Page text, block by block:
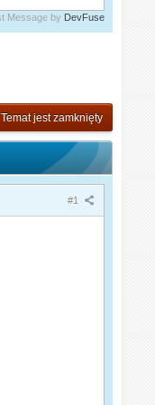
Message by DevFuse
Temat jest zamknięty
#1